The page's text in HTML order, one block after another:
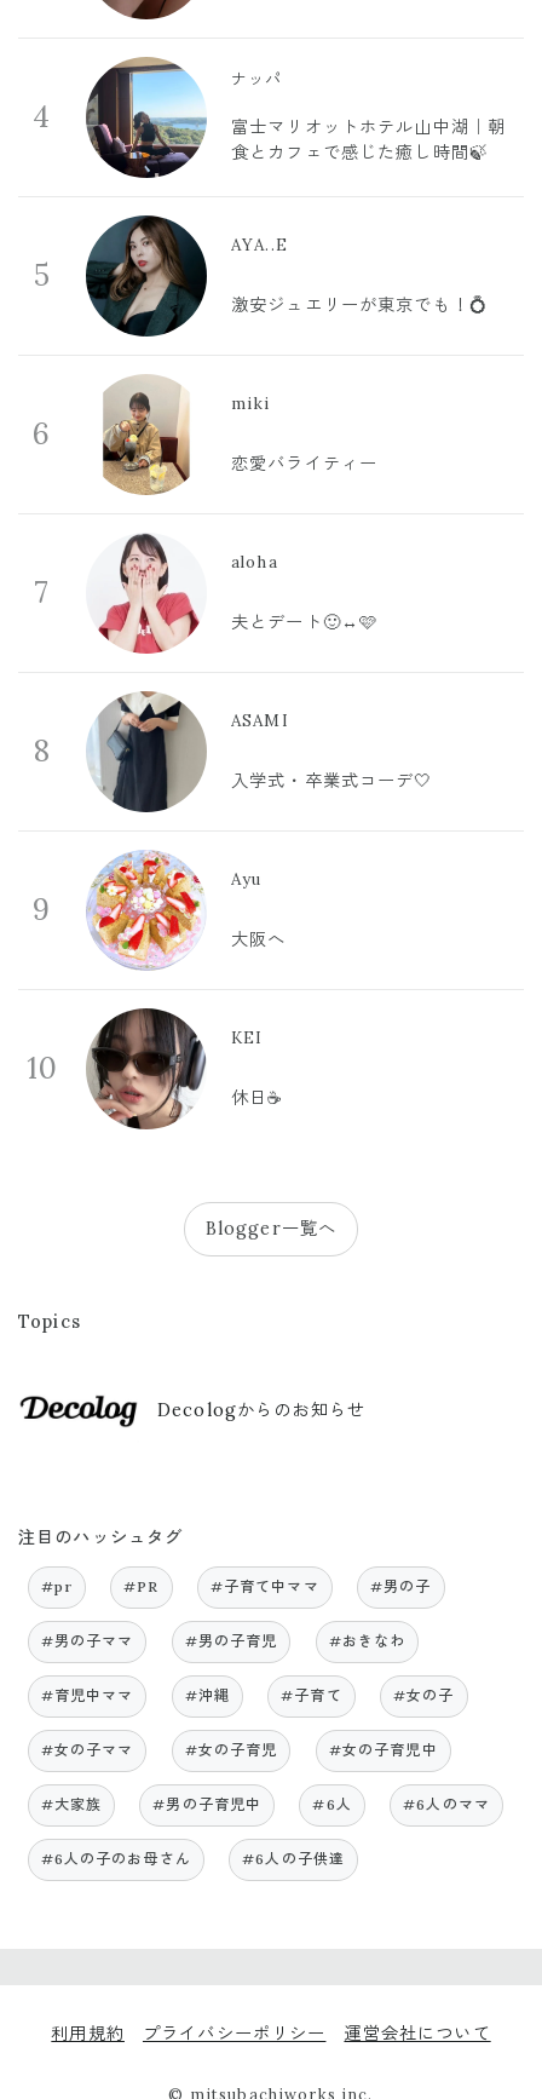
4
ナッパ
富士マリオットホテル山中湖｜朝
食とカフェで感じた癒し時間🍃
5
AYA..E
激安ジュエリーが東京でも！💍
6
miki
恋愛バライティー
7
aloha
夫とデート🙂‍↔️🩷
8
ASAMI
入学式・卒業式コーデ🤍
9
Ayu
大阪へ
10
KEI
休日☕️
Blogger一覧へ
Topics
Decologからのお知らせ
注目のハッシュタグ
#pr #PR #子育て中ママ #男の子
#男の子ママ #男の子育児 #おきなわ
#育児中ママ #沖縄 #子育て #女の子
#女の子ママ #女の子育児 #女の子育児中
#大家族 #男の子育児中 #6人 #6人のママ
#6人の子のお母さん #6人の子供達
利用規約 プライバシーポリシー 運営会社について
© mitsubachiworks inc.